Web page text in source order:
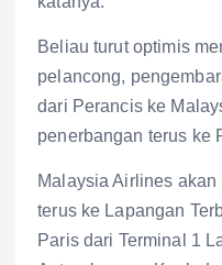
Beliau turut optimis
pelancong,
dari Perancis ke
penerbangan terus ke
Malaysia Airlines
terus ke Lapangan
Paris dari Terminal 1